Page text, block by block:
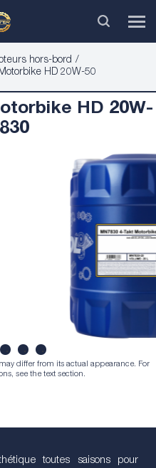
hors-bord
HD 20W-50
HD 20W-
4 6
differ from its actual appearance. For
see the text section.
toutes saisons pour